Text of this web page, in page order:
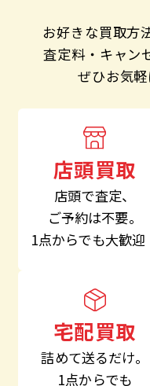
お好きな買取方
査定料・キャン
ぜひお気軽
店頭買取
店頭で査定、
ご予約は不要。
1点からでも大歓迎
宅配買取
詰めて送るだけ。
1点からでも